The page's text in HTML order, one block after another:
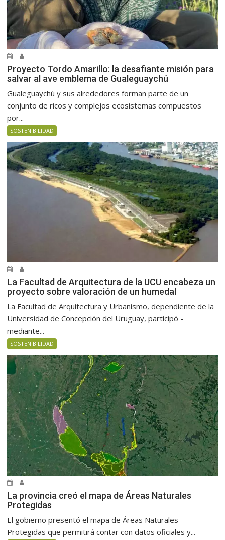
Proyecto Tordo Amarillo: la desafiante misión para
salvar al ave emblema de Gualeguaychú
Gualeguaychú y sus alrededores forman parte de un
conjunto de ricos y complejos ecosistemas compuestos
por...
SOSTENIBILIDAD
La Facultad de Arquitectura de la UCU encabeza un
proyecto sobre valoración de un humedal
La Facultad de Arquitectura y Urbanismo, dependiente de la
Universidad de Concepción del Uruguay, participó -
mediante...
SOSTENIBILIDAD
La provincia creó el mapa de Áreas Naturales
Protegidas
El gobierno presentó el mapa de Áreas Naturales
Protegidas que permitirá contar con datos oficiales y...